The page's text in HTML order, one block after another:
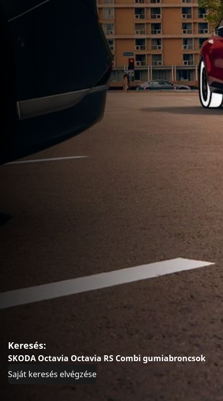
Keresés:
SKODA Octavia Octavia RS Combi gumiabroncsok
Saját keresés elvégzése